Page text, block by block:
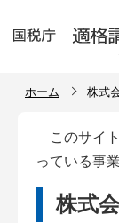
ホーム 株式
このサイ
っている事
株式